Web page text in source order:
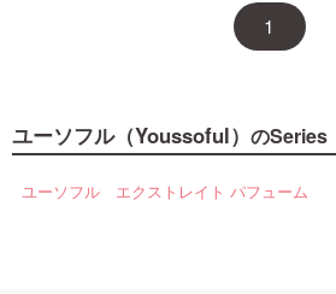
1
ユーソフル（Youssoful） のSeries
ユーソフル エクストレイト パフューム